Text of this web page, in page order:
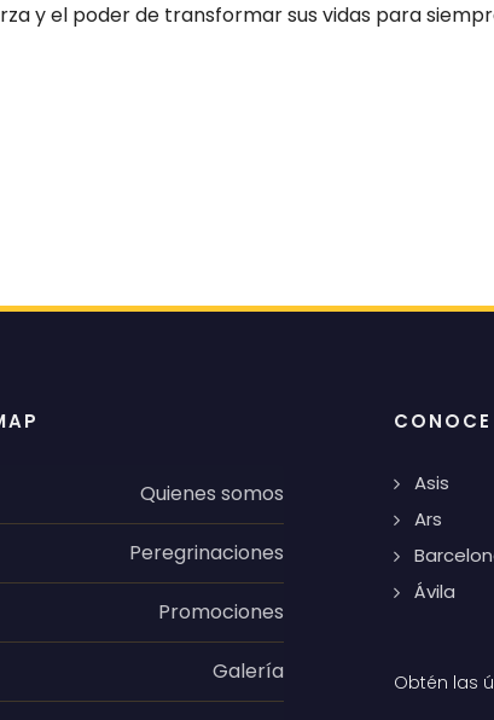
y el poder de transformar sus vidas para
Quienes somos
Peregrinaciones
Promociones
Galería
Asis
Ars
Ávila
Obtén las